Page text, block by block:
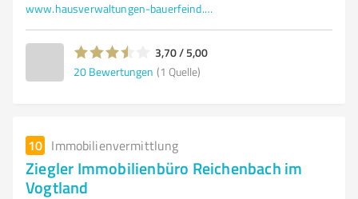
www.hausverwaltungen-bauerfeind.de/
3,70 / 5,00
20 Bewertungen (1 Quelle)
10 Immobilienvermittlung
Ziegler Immobilienbüro Reichenbach im
Vogtland